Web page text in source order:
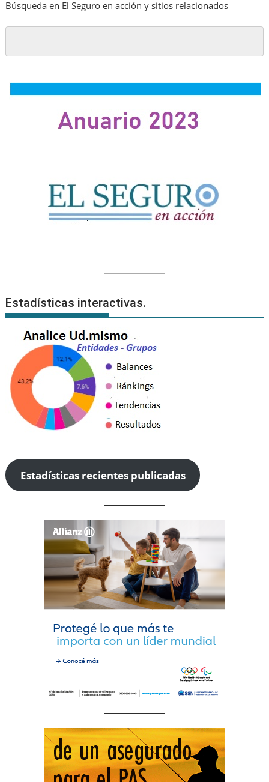
Búsqueda en El Seguro en acción y sitios relacionados
Estadísticas interactivas.
Estadísticas recientes publicadas